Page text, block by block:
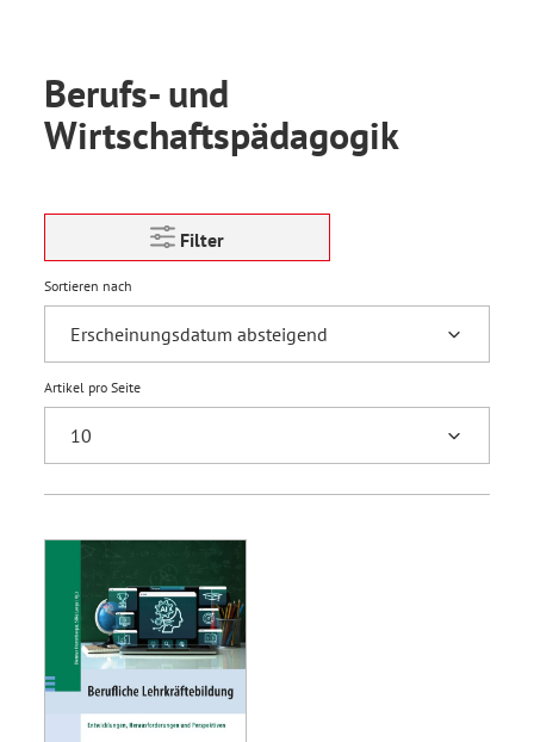
Berufs- und
Wirtschaftspädagogik
Filter
Sortieren nach
Artikel pro Seite